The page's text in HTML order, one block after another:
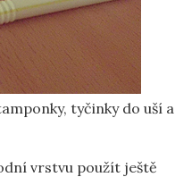
tyčinky do uší a
vrstvu použít ještě